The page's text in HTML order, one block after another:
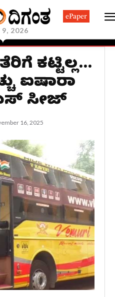
2026
ePaper
ಕಟ್ಟಿಲ್ಲ…
ಐಷಾರಾಮಿ
ಸೀಜ್​
16, 2025